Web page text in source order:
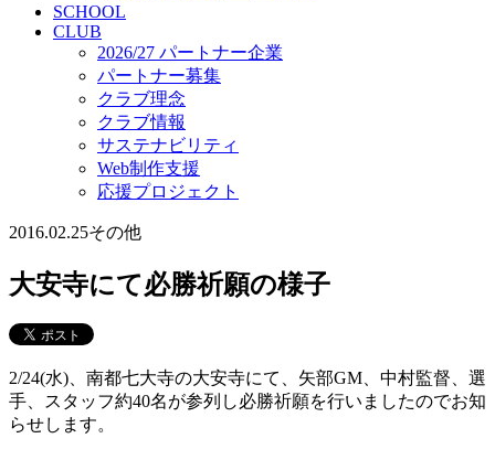
SCHOOL
CLUB
2026/27 パートナー企業
パートナー募集
クラブ理念
クラブ情報
サステナビリティ
Web制作支援
応援プロジェクト
2016.02.25その他
大安寺にて必勝祈願の様子
2/24(水)、南都七大寺の大安寺にて、矢部GM、中村監督、選
手、スタッフ約40名が参列し必勝祈願を行いましたのでお知
らせします。